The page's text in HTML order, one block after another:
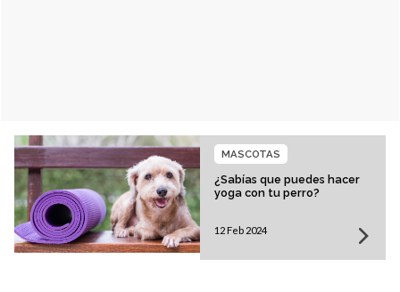
¿Sabías que puedes hacer
yoga con tu perro?
MASCOTAS
12 Feb 2024